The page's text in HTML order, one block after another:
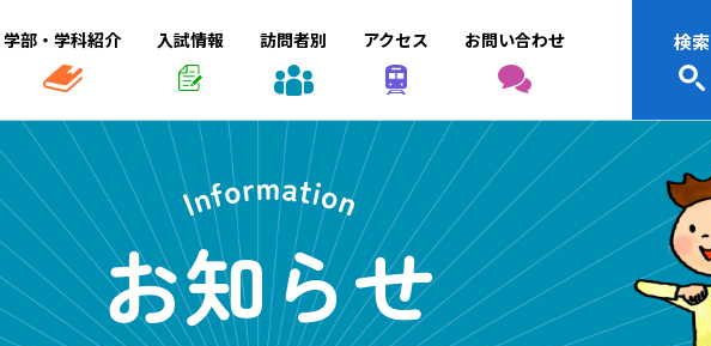
学部・学科紹介 入試情報 訪問者別 アクセス お問い合わせ 検索
お知らせ